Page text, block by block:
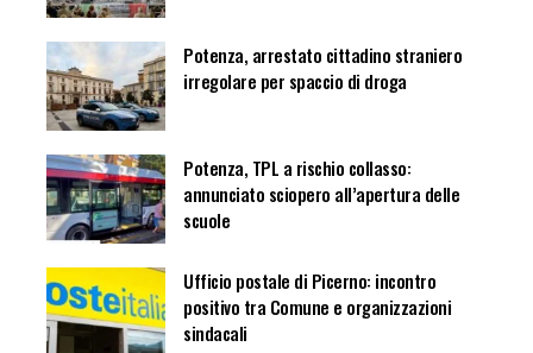
Potenza, arrestato cittadino straniero
irregolare per spaccio di droga
Potenza, TPL a rischio collasso:
annunciato sciopero all’apertura delle
scuole
Ufficio postale di Picerno: incontro
positivo tra Comune e organizzazioni
sindacali